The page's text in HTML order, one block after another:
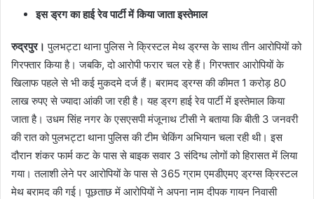
इस ड्रग का हाई रेव पार्टी में किया जाता इस्तेमाल
रुद्रपुर। पुलभट्टा थाना पुलिस ने क्रिस्टल मेथ ड्रग्स के साथ तीन आरोपियों को
गिरफ्तार किया है। जबकि, दो आरोपी फरार चल रहे हैं। गिरफ्तार आरोपियों के
खिलाफ पहले से भी कई मुकदमे दर्ज हैं। बरामद ड्रग्स की कीमत 1 करोड़ 80
लाख रुपए से ज्यादा आंकी जा रही है। यह ड्रग हाई रेव पार्टी में इस्तेमाल किया
जाता है। उधम सिंह नगर के एसएसपी मंजूनाथ टीसी ने बताया कि बीती 3 जनवरी
की रात को पुलभट्टा थाना पुलिस की टीम चेकिंग अभियान चला रही थी। इस
दौरान शंकर फार्म कट के पास से बाइक सवार 3 संदिग्ध लोगों को हिरासत में लिया
गया। तलाशी लेने पर आरोपियों के पास से 365 ग्राम एमडीएमए ड्रग्स क्रिस्टल
मेथ बरामद की गई। पूछताछ में आरोपियों ने अपना नाम दीपक गायन निवासी